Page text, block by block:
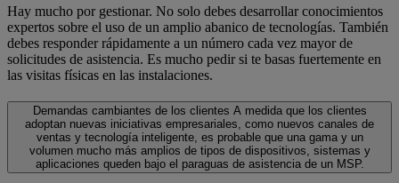
Hay mucho por gestionar. No solo debes desarrollar conocimientos
expertos sobre el uso de un amplio abanico de tecnologías. También
debes responder rápidamente a un número cada vez mayor de
solicitudes de asistencia. Es mucho pedir si te basas fuertemente en
las visitas físicas en las instalaciones.
Demandas cambiantes de los clientes A medida que los clientes
adoptan nuevas iniciativas empresariales, como nuevos canales de
ventas y tecnología inteligente, es probable que una gama y un
volumen mucho más amplios de tipos de dispositivos, sistemas y
aplicaciones queden bajo el paraguas de asistencia de un MSP.